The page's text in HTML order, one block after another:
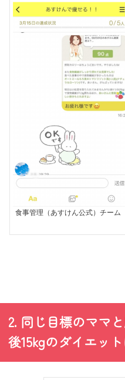
食事管理（あすけん公式）チーム
2. 同じ目標のママ
後15kgのダイエット